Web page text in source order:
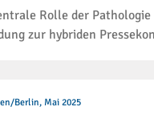
Rolle der
zur hybriden
Berlin, Mai 2025